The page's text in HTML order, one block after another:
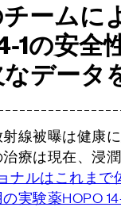
ームに
1の安全
データ
線被曝は健康
療は現在、浸
ナルはこれまで
実験薬HOPO